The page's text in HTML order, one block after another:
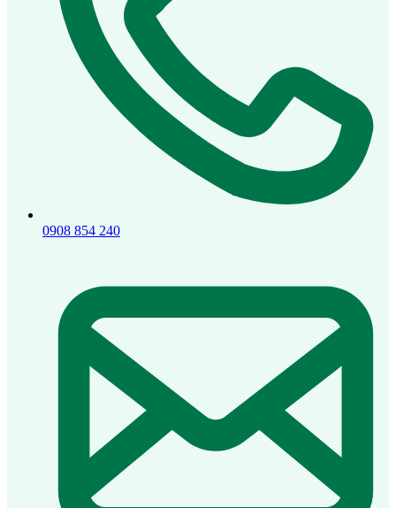
0908 854 240